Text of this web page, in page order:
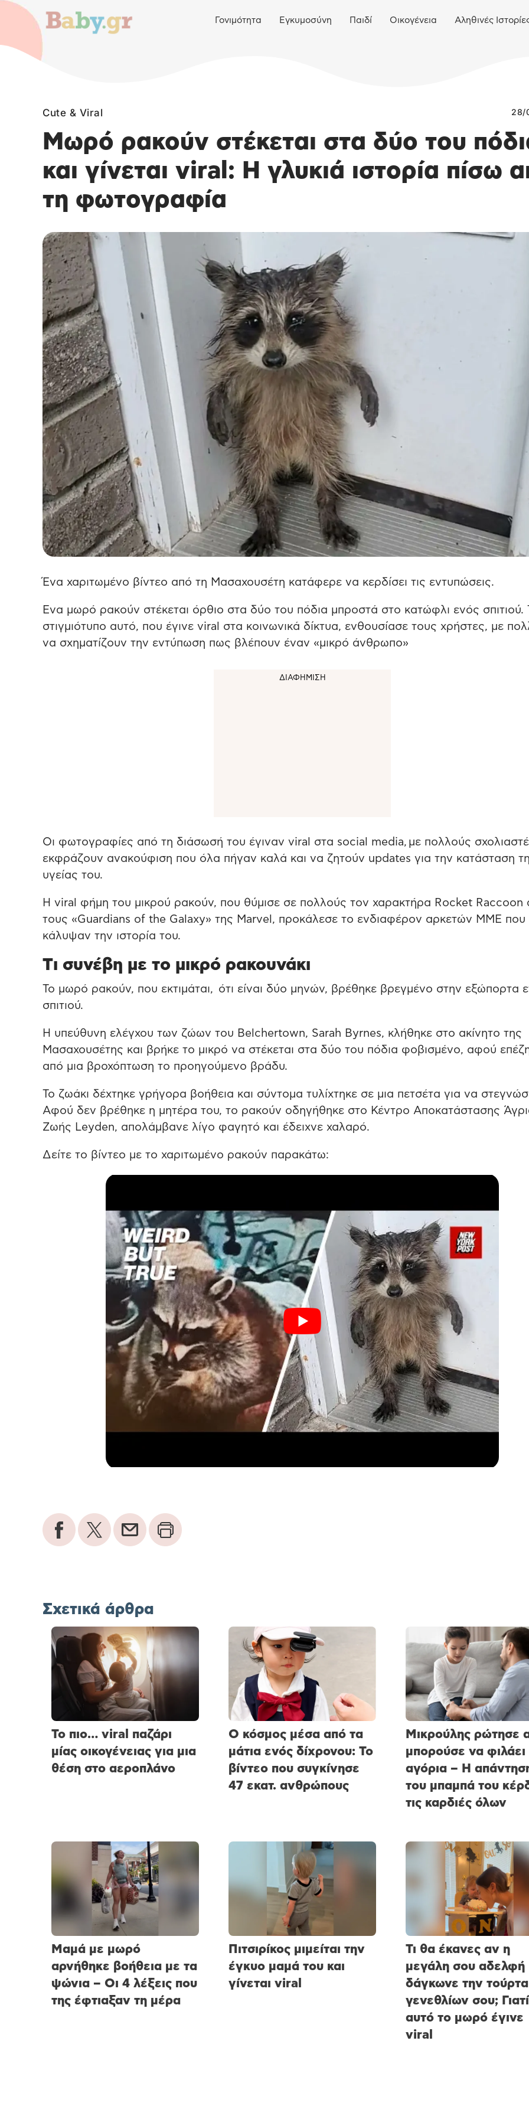
Γονιμότητα Εγκυμοσύνη Παιδί Οικογένεια Αληθινές
Cute & Viral 28/
Μωρό ρακούν στέκεται στα δύο του
και γίνεται viral: Η γλυκιά ιστορία πίσω
τη φωτογραφία
Ένα χαριτωμένο βίντεο από τη Μασαχουσέτη κατάφερε να κερδίσει τις εντυπώσεις.
Ενα μωρό ρακούν στέκεται όρθιο στα δύο του πόδια μπροστά στο κατώφλι ενός σπιτιού.
στιγμιότυπο αυτό, που έγινε viral στα κοινωνικά δίκτυα, ενθουσίασε τους χρήστες, με
να σχηματίζουν την εντύπωση πως βλέπουν έναν «μικρό άνθρωπο»
Οι φωτογραφίες από τη διάσωσή του έγιναν viral στα social media, με πολλούς
εκφράζουν ανακούφιση που όλα πήγαν καλά και να ζητούν updates για την κατάσταση
υγείας του.
Η viral φήμη του μικρού ρακούν, που θύμισε σε πολλούς τον χαρακτήρα Rocket Raccoon
τους «Guardians of the Galaxy» της Marvel, προκάλεσε το ενδιαφέρον αρκετών ΜΜΕ που
κάλυψαν την ιστορία του.
Tι συνέβη με το μικρό ρακουνάκι
Το μωρό ρακούν, που εκτιμάται, ότι είναι δύο μηνών, βρέθηκε βρεγμένο στην εξώπορτα
σπιτιού.
Η υπεύθυνη ελέγχου των ζώων του Belchertown, Sarah Byrnes, κλήθηκε στο ακίνητο της
Μασαχουσέτης και βρήκε το μικρό να στέκεται στα δύο του πόδια φοβισμένο, αφού
από μια βροχόπτωση το προηγούμενο βράδυ.
Το ζωάκι δέχτηκε γρήγορα βοήθεια και σύντομα τυλίχτηκε σε μια πετσέτα για να
Αφού δεν βρέθηκε η μητέρα του, το ρακούν οδηγήθηκε στο Κέντρο Αποκατάστασης
Ζωής Leyden, απολάμβανε λίγο φαγητό και έδειχνε χαλαρό.
Δείτε το βίντεο με το χαριτωμένο ρακούν παρακάτω:
Σχετικά άρθρα
Το πιο… viral παζάρι
μίας οικογένειας για μια
θέση στο αεροπλάνο
Ο κόσμος μέσα από τα
μάτια ενός δίχρονου: Το
βίντεο που συγκίνησε
47 εκατ. ανθρώπους
Μικρούλης ρώτησε
μπορούσε να φιλάει
αγόρια – Η
του μπαμπά του
τις καρδιές όλων
Μαμά με μωρό
αρνήθηκε βοήθεια με τα
ψώνια – Οι 4 λέξεις που
της έφτιαξαν τη μέρα
Πιτσιρίκος μιμείται την
έγκυο μαμά του και
γίνεται viral
Τι θα έκανες αν η
μεγάλη σου αδελφή
δάγκωνε την τούρτα
γενεθλίων σου; Γιατί
αυτό το μωρό έγινε
viral